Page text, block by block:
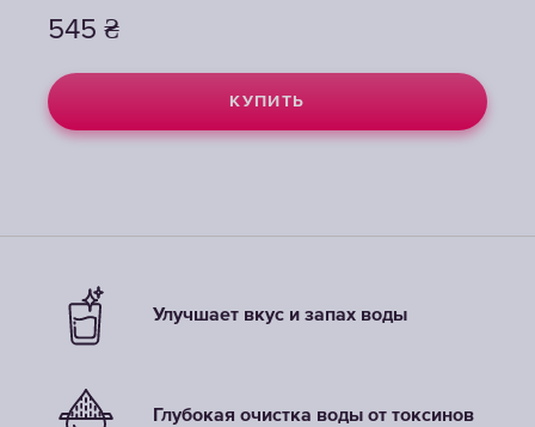
545 ₴
КУПИТЬ
545 ₴
КУПИТЬ
545 ₴
КУПИТЬ
Улучшает вкус и запах воды
Глубокая очистка воды от токсинов